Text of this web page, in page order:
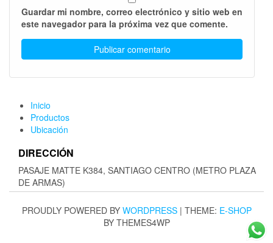
Guardar mi nombre, correo electrónico y sitio web en
este navegador para la próxima vez que comente.
Inicio
Productos
Ubicación
DIRECCIÓN
PASAJE MATTE K384, SANTIAGO CENTRO (METRO PLAZA
DE ARMAS)
PROUDLY POWERED BY WORDPRESS | THEME: E-SHOP
BY THEMES4WP